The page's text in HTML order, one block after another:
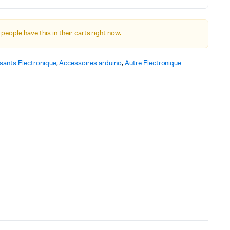
Connectivité, communications & IOT
people have this in their carts right now.
Electronique,Accessoires arduino, Autre Electronique